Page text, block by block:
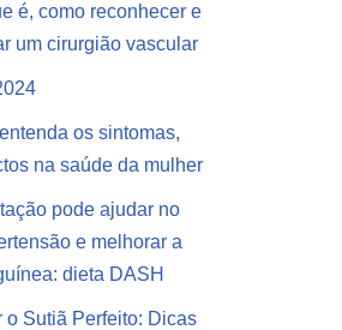
é, como reconhecer e
um cirurgião vascular
os sintomas,
na saúde da mulher
pode ajudar no
e melhorar a
dieta DASH
o Sutiã Perfeito: Dicas